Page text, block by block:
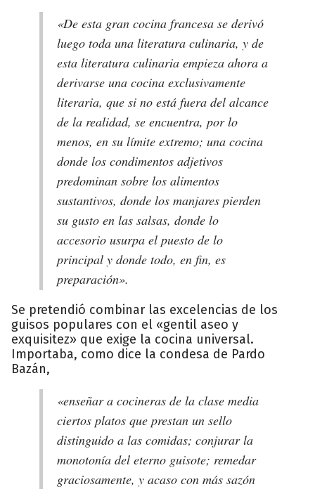
«De esta gran cocina francesa se derivó
luego toda una literatura culinaria, y de
esta literatura culinaria empieza ahora a
derivarse una cocina exclusivamente
literaria, que si no está fuera del alcance
de la realidad, se encuentra, por lo
menos, en su límite extremo; una cocina
donde los condimentos adjetivos
predominan sobre los alimentos
sustantivos, donde los manjares pierden
su gusto en las salsas, donde lo
accesorio usurpa el puesto de lo
principal y donde todo, en fin, es
preparación».
Se pretendió combinar las excelencias de los
guisos populares con el «gentil aseo y
exquisitez» que exige la cocina universal.
Importaba, como dice la condesa de Pardo
Bazán,
«enseñar a cocineras de la clase media
ciertos platos que prestan un sello
distinguido a las comidas; conjurar la
monotonía del eterno guisote; remedar
graciosamente, y acaso con más sazón